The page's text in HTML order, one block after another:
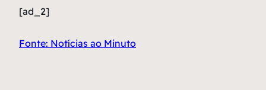
[ad_2]
Fonte: Notícias ao Minuto